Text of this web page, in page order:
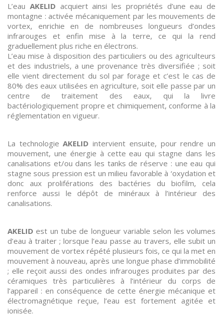
L’eau AKELID acquiert ainsi les propriétés d’une eau de
montagne : activée mécaniquement par les mouvements de
vortex, enrichie en de nombreuses longueurs d’ondes
infrarouges et enfin mise à la terre, ce qui la rend
graduellement plus riche en électrons.
L’eau mise à disposition des particuliers ou des agriculteurs
et des industriels, a une provenance très diversifiée ; soit
elle vient directement du sol par forage et c’est le cas de
80% des eaux utilisées en agriculture, soit elle passe par un
centre de traitement des eaux, qui la livre
bactériologiquement propre et chimiquement, conforme à la
réglementation en vigueur.
La technologieAKELID intervient ensuite, pour rendre un
mouvement, une énergie à cette eau qui stagne dans les
canalisations et/ou dans les tanks de réserve : une eau qui
stagne sous pression est un milieu favorable à ‘oxydation et
donc aux proliférations des bactéries du biofilm, cela
renforce aussi le dépôt de minéraux à l’intérieur des
canalisations.
AKELID est un tube de longueur variable selon les volumes
d’eau à traiter ; lorsque l’eau passe au travers, elle subit un
mouvement de vortex répété plusieurs fois, ce qui la met en
mouvement à nouveau, après une longue phase d’immobilité
; elle reçoit aussi des ondes infrarouges produites par des
céramiques très particulières à l’intérieur du corps de
l’appareil : en conséquence de cette énergie mécanique et
électromagnétique reçue, l’eau est fortement agitée et
ionisée.